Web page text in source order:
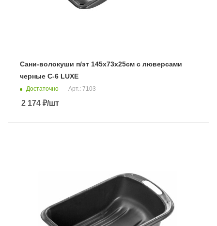
Сани-волокуши п/эт 145х73х25см с люверсами
черные С-6 LUXE
Достаточно Арт.: 7103
2 174 ₽/шт